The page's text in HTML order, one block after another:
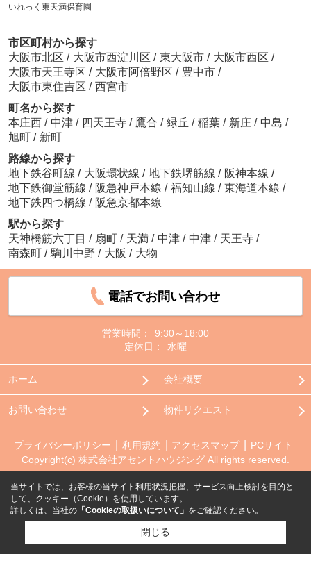
いれっく東天満保育園
市区町村から探す
大阪市北区 / 大阪市西淀川区 / 東大阪市 / 大阪市西区 /
大阪市天王寺区 / 大阪市阿倍野区 / 豊中市 /
大阪市東住吉区 / 西宮市
町名から探す
本庄西 / 中津 / 四天王寺 / 鷹合 / 緑丘 / 稲葉 / 新庄 / 中島 /
旭町 / 新町
路線から探す
地下鉄谷町線 / 大阪環状線 / 地下鉄堺筋線 / 阪神本線 /
地下鉄御堂筋線 / 阪急神戸本線 / 福知山線 / 東海道本線 /
地下鉄四つ橋線 / 阪急京都本線
駅から探す
天神橋筋六丁目 / 扇町 / 天満 / 中津 / 中津 / 天王寺 /
南森町 / 駒川中野 / 大阪 / 大物
電話でお問い合わせ
営業時間：
9:30～18:00
定休日：
水曜
ホーム 会社概要
お問い合わせ 物件リクエスト
プライバシーポリシー 利用規約 アクセスマップ
PCサイト
Copyright(c) 株式会社アセントハウジング All rights reserved.
当サイトでは、お客様の当サイト利用状況把握、サービス向上検討を目的と
して、クッキー（Cookie）を使用しています。
詳しくは、当社の 「Cookieの取扱いについて」 をご確認ください。
閉じる